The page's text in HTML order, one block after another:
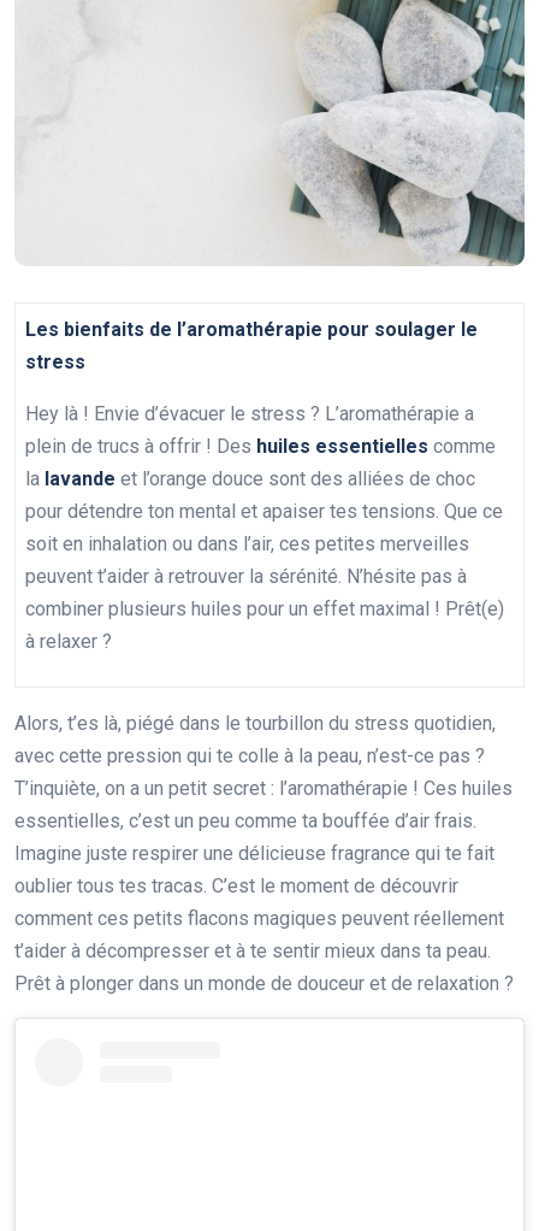
Les bienfaits de l’aromathérapie pour soulager le
stress
Hey là ! Envie d’évacuer le stress ? L’aromathérapie a
plein de trucs à offrir ! Des huiles essentielles comme
la lavande et l’orange douce sont des alliées de choc
pour détendre ton mental et apaiser tes tensions. Que ce
soit en inhalation ou dans l’air, ces petites merveilles
peuvent t’aider à retrouver la sérénité. N’hésite pas à
combiner plusieurs huiles pour un effet maximal ! Prêt(e)
à relaxer ?
Alors, t’es là, piégé dans le tourbillon du stress quotidien,
avec cette pression qui te colle à la peau, n’est-ce pas ?
T’inquiète, on a un petit secret : l’aromathérapie ! Ces huiles
essentielles, c’est un peu comme ta bouffée d’air frais.
Imagine juste respirer une délicieuse fragrance qui te fait
oublier tous tes tracas. C’est le moment de découvrir
comment ces petits flacons magiques peuvent réellement
t’aider à décompresser et à te sentir mieux dans ta peau.
Prêt à plonger dans un monde de douceur et de relaxation ?